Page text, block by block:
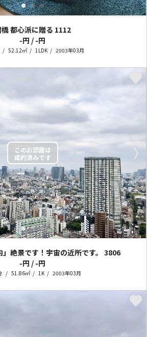
橋 都心派に贈る 1112
-円 / -円
52.12㎡ 1LDK 2003年03月
〉
絶景です！宇宙の近所です。 3806
-円 / -円
51.86㎡ 1K 2003年03月